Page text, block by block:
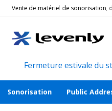
Vente de matériel de sonorisation,
Fermeture estivale du
Sonorisation Public